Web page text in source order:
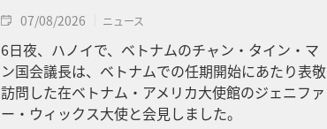
07/08/2026 ニュース
6日夜、ハノイで、ベトナムのチャン・タイン・マ
ン国会議長は、ベトナムでの任期開始にあたり表敬
訪問した在ベトナム・アメリカ大使館のジェニファ
ー・ウィックス大使と会見しました。